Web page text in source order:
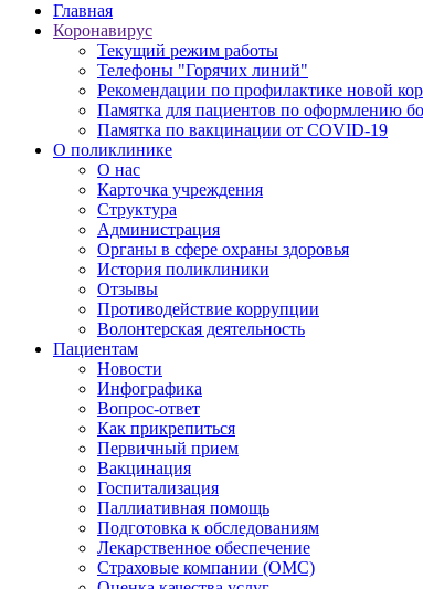
Главная
Коронавирус
Текущий режим работы
Телефоны "Горячих линий"
Рекомендации по профилактике новой
Памятка для пациентов по оформлению
Памятка по вакцинации от COVID-19
О поликлинике
О нас
Карточка учреждения
Структура
Администрация
Органы в сфере охраны здоровья
История поликлиники
Отзывы
Противодействие коррупции
Волонтерская деятельность
Пациентам
Новости
Инфографика
Вопрос-ответ
Как прикрепиться
Первичный прием
Вакцинация
Госпитализация
Паллиативная помощь
Подготовка к обследованиям
Лекарственное обеспечение
Страховые компании (ОМС)